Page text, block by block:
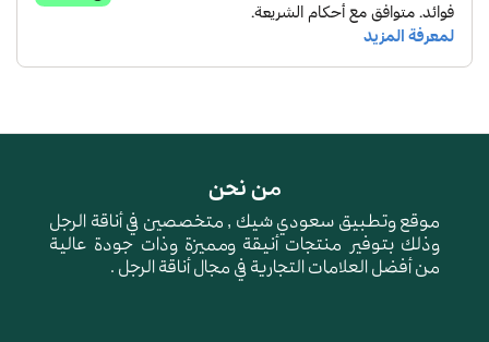
من نحن
موقع وتطبيق سعودي شيك , متخصصين في أناقة الرجل
وذلك بتوفير منتجات أنيقة ومميزة وذات جودة عالية
من أفضل العلامات التجارية في مجال أناقة الرجل .